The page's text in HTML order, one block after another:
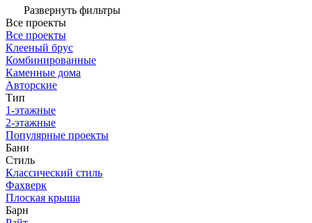
Развернуть фильтры
Все проекты
Все проекты
Клееный брус
Комбинированные
Каменные дома
Авторские
Тип
1-этажные
2-этажные
Популярные проекты
Бани
Стиль
Классический стиль
Фахверк
Плоская крыша
Барн